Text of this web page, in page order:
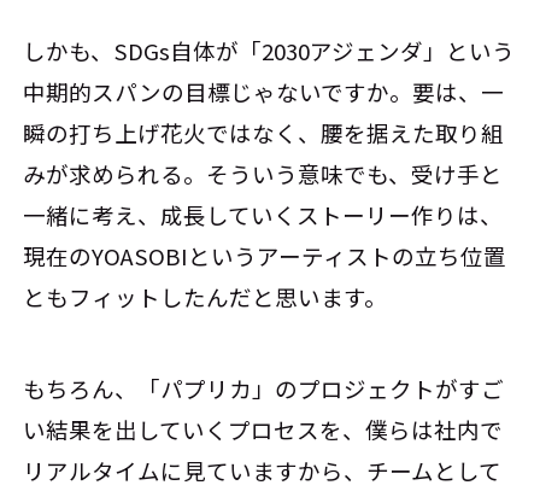
しかも、SDGs自体が「2030アジェンダ」という
中期的スパンの目標じゃないですか。要は、一
瞬の打ち上げ花火ではなく、腰を据えた取り組
みが求められる。そういう意味でも、受け手と
一緒に考え、成長していくストーリー作りは、
現在のYOASOBIというアーティストの立ち位置
ともフィットしたんだと思います。
もちろん、「パプリカ」のプロジェクトがすご
い結果を出していくプロセスを、僕らは社内で
リアルタイムに見ていますから、チームとして